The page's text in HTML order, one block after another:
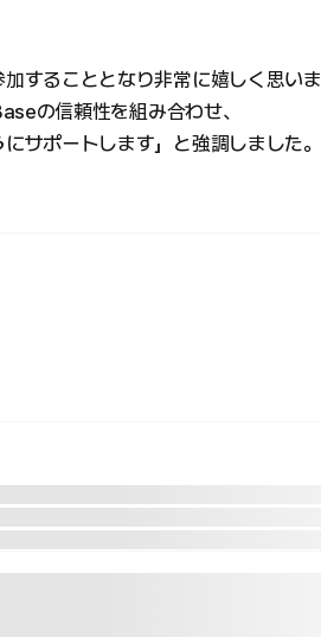
することとなり非常に嬉しく思いま
の信頼性を組み合わせ、
サポートします」と強調しました。